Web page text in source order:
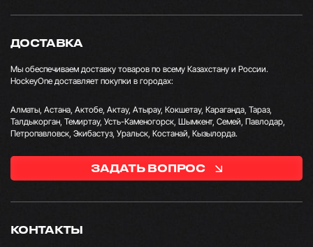
КОНТАКТЫ
ДОСТАВКА
Мы обеспечиваем доставку товаров по всему Казахстану и России.
HockeyOne доставляет покупки в городах:
Алматы, Астана, Актобе, Актау, Атырау, Кокшетау, Караганда, Тараз,
Талдыкорган, Темиртау, Усть-Каменогорск, Шымкент, Семей, Павлодар,
Петропавловск, Экибастуз, Уральск, Костанай, Кызылорда.
ЗАДАТЬ ВОПРОС